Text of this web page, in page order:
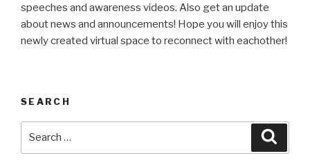
speeches and awareness videos. Also get an update
about news and announcements! Hope you will enjoy this
newly created virtual space to reconnect with eachother!
SEARCH